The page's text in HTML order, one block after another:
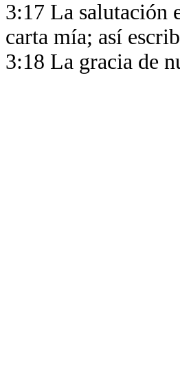
3:17 La salutación
carta mía; así
3:18 La gracia de